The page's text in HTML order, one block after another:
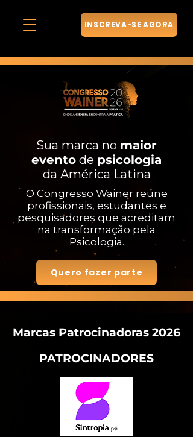
INSCREVA-SE AGORA
Sua marca no maior
evento de psicologia
da América Latina
O Congresso Wainer reúne
profissionais, estudantes e
pesquisadores que acreditam
na transformação pela
Psicologia.
Quero fazer parte
Marcas Patrocinadoras 2026
PATROCINADORES